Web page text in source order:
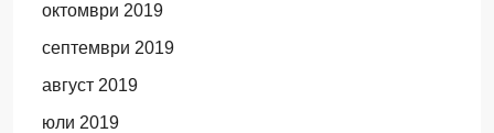
октомври 2019
септември 2019
август 2019
юли 2019